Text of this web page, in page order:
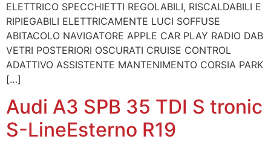
ELETTRICO SPECCHIETTI REGOLABILI, RISCALDABILI E
RIPIEGABILI ELETTRICAMENTE LUCI SOFFUSE
ABITACOLO NAVIGATORE APPLE CAR PLAY RADIO DAB
VETRI POSTERIORI OSCURATI CRUISE CONTROL
ADATTIVO ASSISTENTE MANTENIMENTO CORSIA PARK
[…]
Audi A3 SPB 35 TDI S tronic
S-LineEsterno R19